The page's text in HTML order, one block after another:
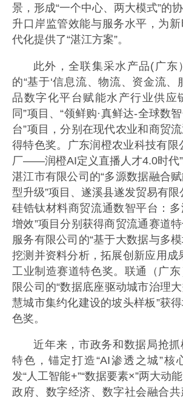
景，形成“一个中心、两大模式”的
升口岸监管效能与服务水平，为
代化提供了“湛江方案”。
此外，全联集采水产品(广东
的“基于‘信息流、物流、资金流、
品数字化平台赋能水产行业供应
同”项目、“领鲜购·真鲜达-全球数
台”项目，分别在现代农业和商贸
得特色奖。广东润橙农业科技有限
厂——润橙AI定义直播人才4.0时代
湛江市有限公司的“多源数据融合
型升级”项目、遂溪县遂发贸易有限
硅锆钛材料商贸流通数智平台：
增效”项目分别获得商贸流通赛道
服务有限公司的“基于大数据与多
挖测并资料分析，拓展创新应用成
工业制造赛道特色奖。联通（广
限公司的“数据底座驱动城市治理
慧城市集约化建设的坡头样板”获
色奖。
近年来，市政务和数据局抢
特色，锚定打造“AI渗透之城”核
发“人工智能+”“数据要素×”两大动
政府、数字经济、数字社会融合